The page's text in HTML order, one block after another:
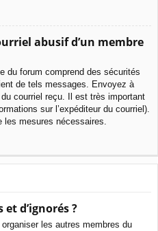
abusif d’un membre
du forum comprend des sécurités
de tels messages. Envoyez à
courriel reçu. Il est très important
sur l’expéditeur du courriel).
les mesures nécessaires.
d’ignorés ?
les autres membres du